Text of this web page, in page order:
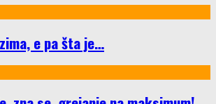
e pa šta je…